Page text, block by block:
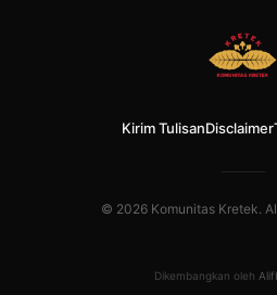
Kirim TulisanDisclaimer
© 2026 Komunitas Kretek.
Dikembangkan oleh